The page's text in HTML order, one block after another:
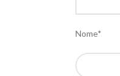
Nome*